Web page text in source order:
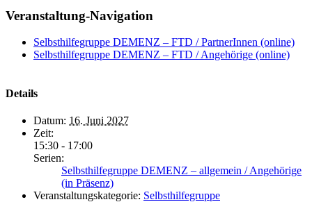
Veranstaltung-Navigation
Selbsthilfegruppe DEMENZ – FTD / PartnerInnen (online)
Selbsthilfegruppe DEMENZ – FTD / Angehörige (online)
Details
Datum: 16. Juni 2027
Zeit:
15:30 - 17:00
Serien:
Selbsthilfegruppe DEMENZ – allgemein / Angehörige
(in Präsenz)
Veranstaltungskategorie: Selbsthilfegruppe